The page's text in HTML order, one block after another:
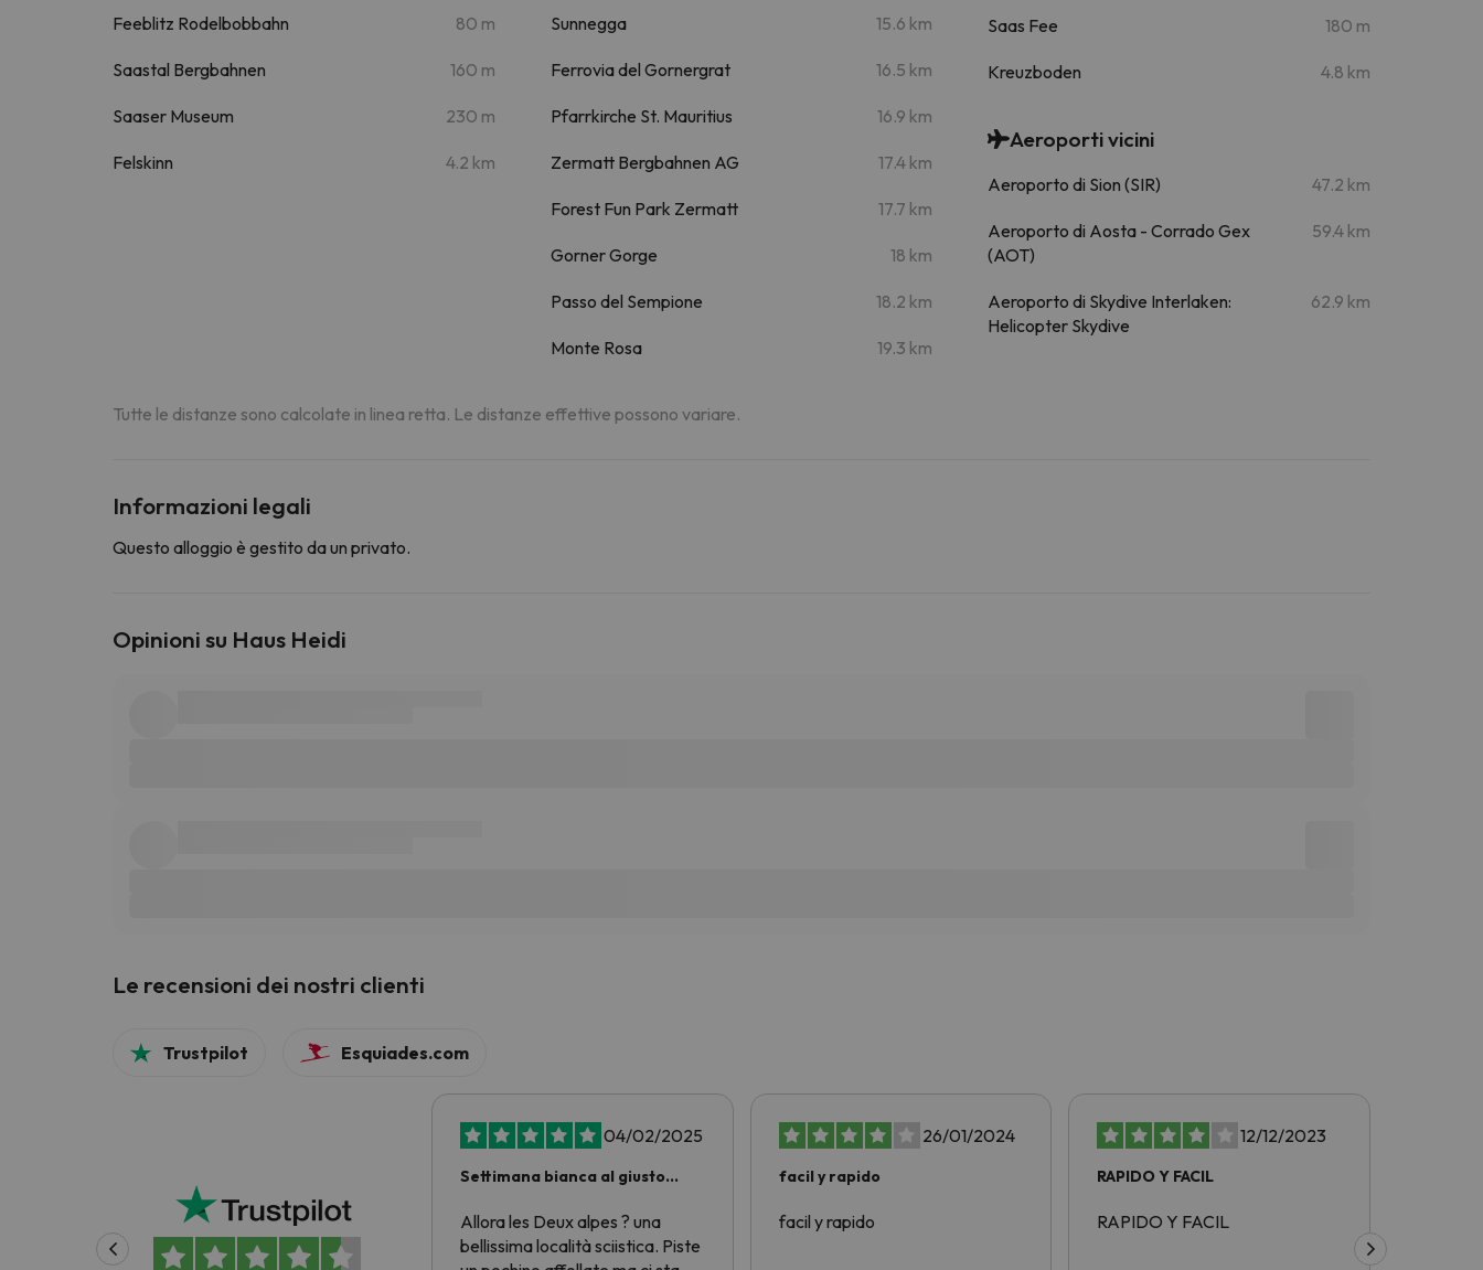
Feeblitz Rodelbobbahn 80 m
Saastal Bergbahnen 160 m
Saaser Museum 230 m
Felskinn 4.2 km
Sunnegga 15.6 km
Ferrovia del Gornergrat 16.5 km
Pfarrkirche St. Mauritius 16.9 km
Zermatt Bergbahnen AG 17.4 km
Forest Fun Park Zermatt 17.7 km
Gorner Gorge 18 km
Passo del Sempione 18.2 km
Monte Rosa 19.3 km
Saas Fee 180 m
Kreuzboden 4.8 km
Aeroporti vicini
Aeroporto di Sion (SIR) 47.2 km
Aeroporto di Aosta - Corrado Gex
(AOT)
59.4 km
Aeroporto di Skydive Interlaken:
Helicopter Skydive
62.9 km
Tutte le distanze sono calcolate in linea retta. Le distanze effettive possono variare.
Informazioni legali
Questo alloggio è gestito da un privato.
Opinioni su Haus Heidi
Le recensioni dei nostri clienti
Trustpilot Esquiades.com
04/02/2025
Settimana bianca al giusto
Allora les Deux alpes ? una
bellissima località sciistica. Piste
26/01/2024
facil y rapido
facil y rapido
12/12/2023
RAPIDO Y FACIL
RAPIDO Y FACIL